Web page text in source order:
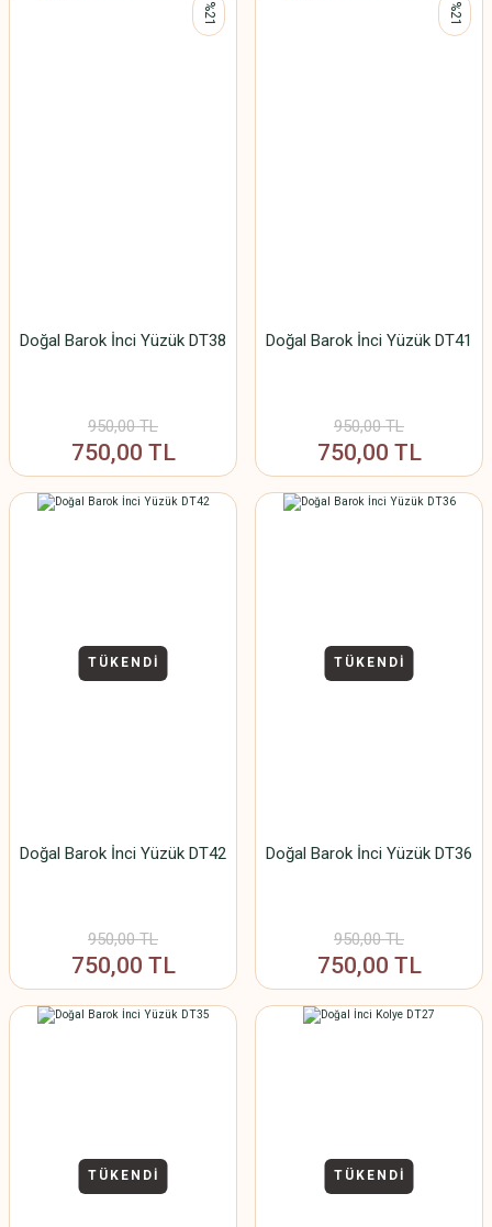
%21
Doğal Barok İnci Yüzük DT38
950,00 TL
750,00 TL
%21
Doğal Barok İnci Yüzük DT41
950,00 TL
750,00 TL
TÜKENDİ
Doğal Barok İnci Yüzük DT42
950,00 TL
750,00 TL
TÜKENDİ
Doğal Barok İnci Yüzük DT36
950,00 TL
750,00 TL
TÜKENDİ TÜKENDİ